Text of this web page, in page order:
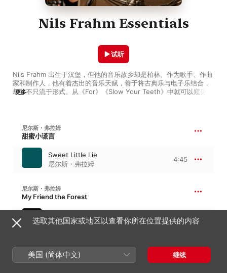
Nils Frahm Essentials
Nils Frahm 出生于汉堡，但他的音乐故乡却是柏林。作为歌手、作曲
家和制作人，他有着杰出的音乐天赋，善于将古典乐与电子乐结合，
却并不只流于形式。从《For》《Slow Your Teeth》中就可以窥见他
到它们的妙用。专辑《The Bells》中的乐曲充满古典韵味，仿若出自
柏林古老教堂的管风琴，悠长中又带有 Frahm 指尖跃动的生机。
更多
试听
尼尔斯・弗拉姆
甜蜜小谎言
Sweet Little Lie
尼尔斯・弗拉姆
4:45
尼尔斯・弗拉姆
My Friend the Forest
My Friend the Forest
尼尔斯・弗拉姆
5:16
尼尔斯・弗拉姆
选取其他国家或地区以查看你所在位置提供的内容
美国 (简体中文) 继续